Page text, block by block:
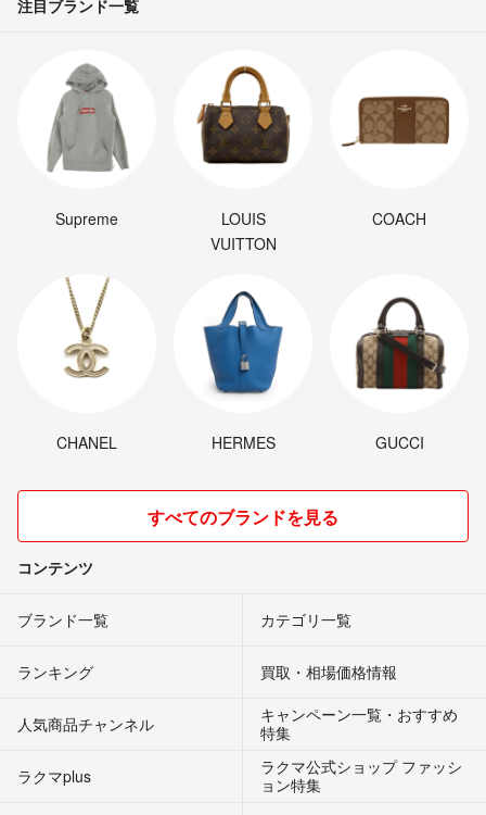
注目ブランド一覧
Supreme
LOUIS
VUITTON
COACH
CHANEL HERMES GUCCI
すべてのブランドを見る
コンテンツ
ブランド一覧 カテゴリ一覧
ランキング 買取・相場価格情報
人気商品チャンネル
キャンペーン一覧・おすすめ
特集
ラクマplus
ラクマ公式ショップ ファッシ
ョン特集